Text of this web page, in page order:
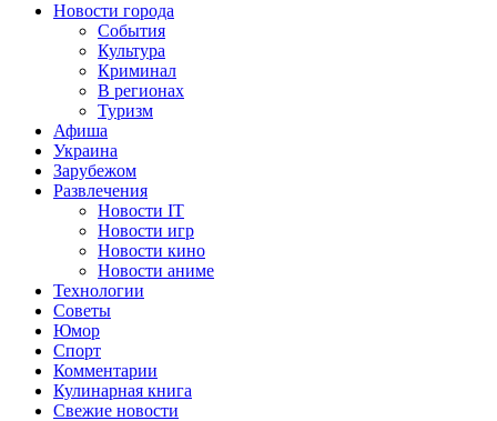
Новости города
События
Культура
Криминал
В регионах
Туризм
Афиша
Украина
Зарубежом
Развлечения
Новости IT
Новости игр
Новости кино
Новости аниме
Технологии
Советы
Юмор
Спорт
Комментарии
Кулинарная книга
Свежие новости